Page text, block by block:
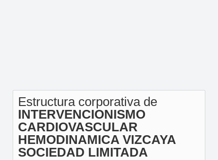
Estructura corporativa de
INTERVENCIONISMO
CARDIOVASCULAR
HEMODINAMICA VIZCAYA
SOCIEDAD LIMITADA